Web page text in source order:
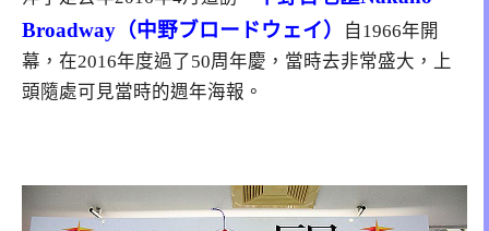
Broadway（中野ブロードウェイ）
自1966年開
幕，在2016年度過了50周年慶，當時去非常盛大，上
頭隨處可見當時的週年海報。